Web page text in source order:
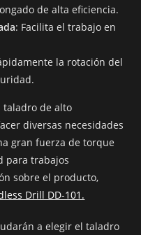
de alta eficiencia.
: Facilita el trabajo en
la rotación del
taladro de alto
diversas necesidades
gran fuerza de torque
para trabajos
sobre el producto,
Drill DD-101.
a elegir el taladro